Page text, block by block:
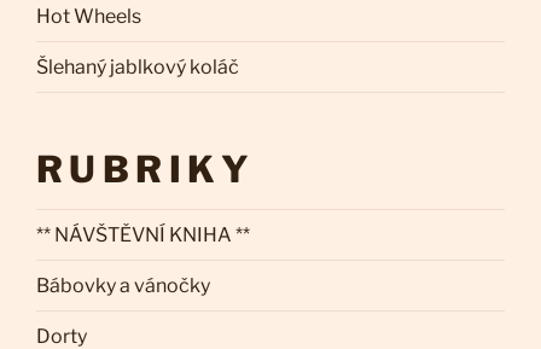
Hot Wheels
Šlehaný jablkový koláč
RUBRIKY
** NÁVŠTĚVNÍ KNIHA **
Bábovky a vánočky
Dorty